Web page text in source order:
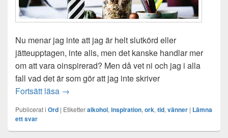
Nu menar jag inte att jag är helt slutkörd eller
jätteupptagen, inte alls, men det kanske handlar mer
om att vara oinspirerad? Men då vet ni och jag i alla
fall vad det är som gör att jag inte skriver
Fortsätt läsa När varken tid, inspiration eller ork finns
→
Publicerat i Ord | Etiketteralkohol,inspiration,ork,tid,vänner | Lämna
ett svar